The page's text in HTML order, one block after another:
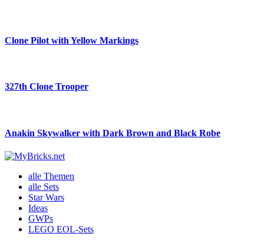
Clone Pilot with Yellow Markings
327th Clone Trooper
Anakin Skywalker with Dark Brown and Black Robe
alle Themen
alle Sets
Star Wars
Ideas
GWPs
LEGO EOL-Sets